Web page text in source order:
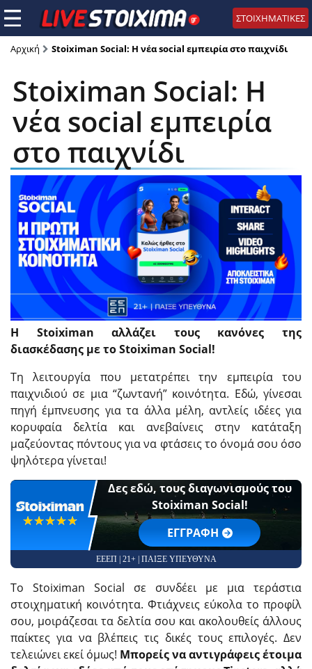
ΣΤΟΙΧΗΜΑΤΙΚΕΣ
Αρχική Stoiximan Social: Η νέα social εμπειρία στο παιχνίδι
Stoiximan Social: Η
νέα social εμπειρία
στο παιχνίδι
Η Stoiximan αλλάζει τους κανόνες της
διασκέδασης με το Stoiximan Social!
Τη λειτουργία που μετατρέπει την εμπειρία του
παιχνιδιού σε μια “ζωντανή” κοινότητα. Εδώ, γίνεσαι
πηγή έμπνευσης για τα άλλα μέλη, αντλείς ιδέες για
κορυφαία δελτία και ανεβαίνεις στην κατάταξη
μαζεύοντας πόντους για να φτάσεις το όνομά σου όσο
ψηλότερα γίνεται!
☆☆☆☆☆
★★★★★
Δες εδώ, τους διαγωνισμούς του
Stoiximan Social!
EΓΓΡΑΦΗ
ΕΕΕΠ | 21+ | ΠΑΙΞΕ ΥΠΕΥΘΥΝΑ
Το Stoiximan Social σε συνδέει με μια τεράστια
στοιχηματική κοινότητα. Φτιάχνεις εύκολα το προφίλ
σου, μοιράζεσαι τα δελτία σου και ακολουθείς άλλους
παίκτες για να βλέπεις τις δικές τους επιλογές. Δεν
τελειώνει εκεί όμως! Μπορείς να αντιγράφεις έτοιμα